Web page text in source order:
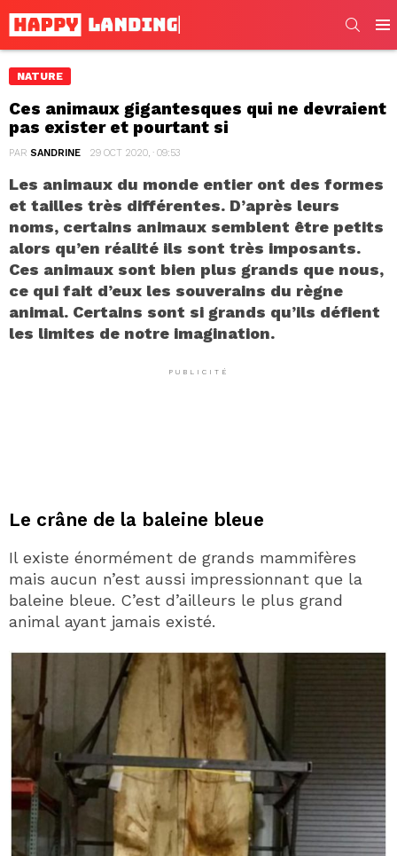
NATURE
Ces animaux gigantesques qui ne devraient
pas exister et pourtant si
PAR SANDRINE 29 OCT 2020, · 09:53
Les animaux du monde entier ont des formes
et tailles très différentes. D’après leurs
noms, certains animaux semblent être petits
alors qu’en réalité ils sont très imposants.
Ces animaux sont bien plus grands que nous,
ce qui fait d’eux les souverains du règne
animal. Certains sont si grands qu’ils défient
les limites de notre imagination.
PUBLICITÉ
Le crâne de la baleine bleue
Il existe énormément de grands mammifères
mais aucun n’est aussi impressionnant que la
baleine bleue. C’est d’ailleurs le plus grand
animal ayant jamais existé.